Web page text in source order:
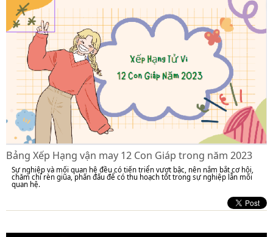
Bảng Xếp Hạng vận may 12 Con Giáp trong năm 2023
Sự nghiệp và mối quan hệ đều có tiến triển vượt bậc, nên nắm bắt cơ hội,
chăm chỉ rèn giũa, phấn đấu để có thu hoạch tốt trong sự nghiệp lẫn mối
quan hệ.